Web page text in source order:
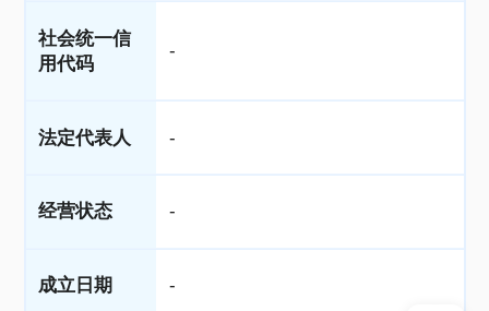
社会统一信
用代码
-
法定代表人 -
经营状态 -
成立日期 -